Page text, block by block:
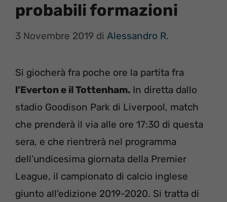
probabili formazioni
3 Novembre 2019 di Alessandro R.
Si giocherà fra poche ore la partita fra
l’Everton e il Tottenham. In diretta dallo
stadio Goodison Park di Liverpool, match
che prenderà il via alle ore 17:30 di questa
sera, e che rientrerà nel programma
dell’undicesima giornata della Premier
League, il campionato di calcio inglese
giunto all’edizione 2019-2020. Si tratta di